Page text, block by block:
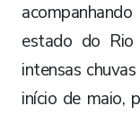
estado do
intensas
início de maio,